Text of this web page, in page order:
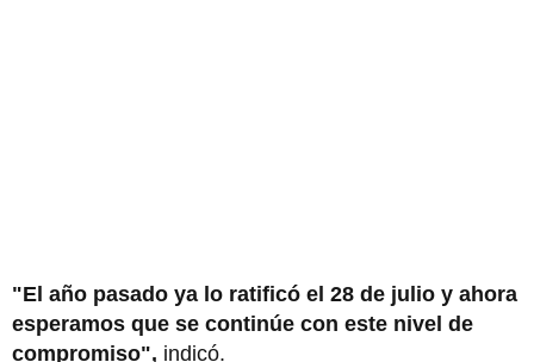
"El año pasado ya lo ratificó el 28 de julio y ahora
esperamos que se continúe con este nivel de
compromiso", indicó.